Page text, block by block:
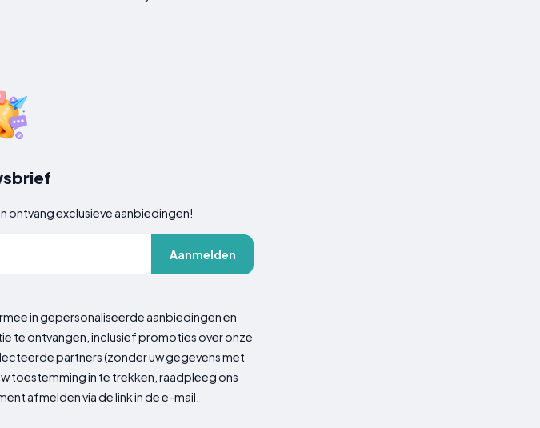
ontvang exclusieve aanbiedingen!
Aanmelden
in gepersonaliseerde aanbiedingen en
te ontvangen, inclusief promoties over onze
partners (zonder uw gegevens met
toestemming in te trekken, raadpleeg ons
afmelden via de link in de e-mail.